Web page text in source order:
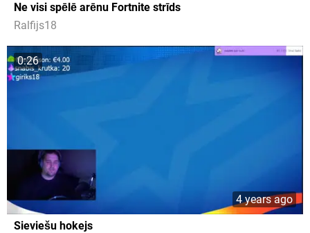
Ne visi spēlē arēnu Fortnite strīds
Ralfijs18
0:26
4 years ago
Sieviešu hokejs